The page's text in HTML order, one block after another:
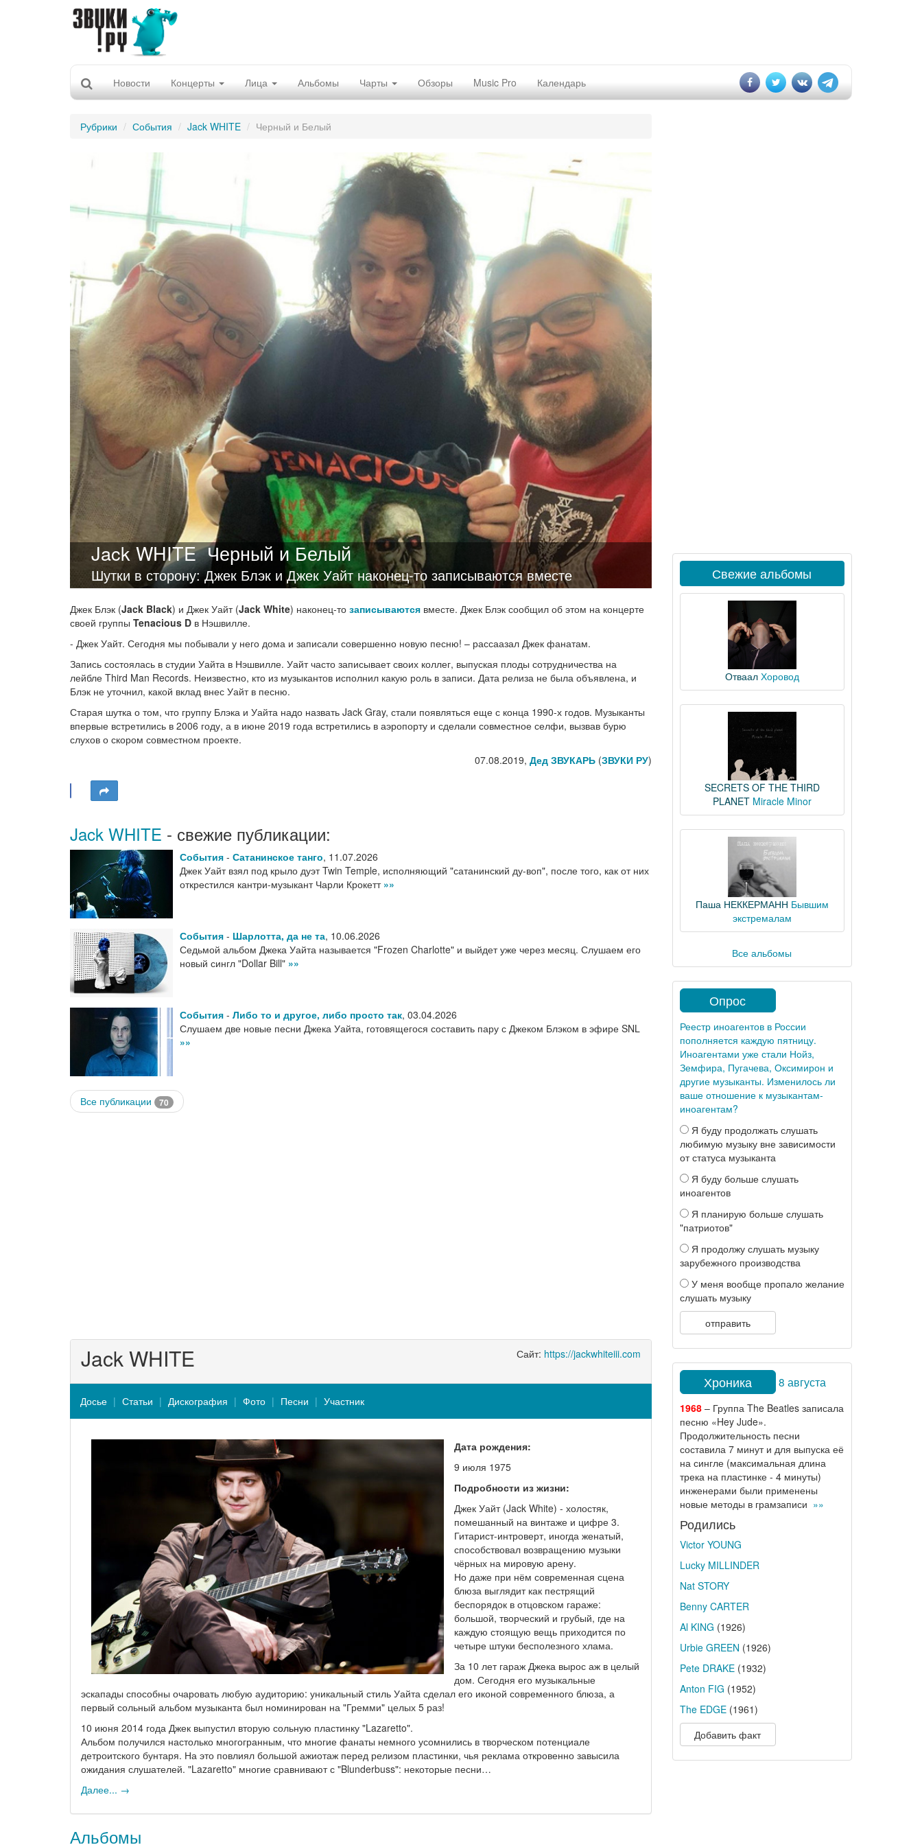
Новости Концерты Лица Альбомы Чарты Обзоры Music Pro Календарь
Рубрики События Jack WHITE Черный и Белый
Jack WHITE Черный и Белый
Шутки в сторону: Джек Блэк и Джек Уайт наконец-то записываются вместе
Джек Блэк (Jack Black) и Джек Уайт (Jack White) наконец-то записываются вместе. Джек Блэк сообщил об этом на концерте
своей группы Tenacious D в Нэшвилле.
- Джек Уайт. Сегодня мы побывали у него дома и записали совершенно новую песню! – рассаазал Джек фанатам.
Запись состоялась в студии Уайта в Нэшвилле. Уайт часто записывает своих коллег, выпуская плоды сотрудничества на
лейбле Third Man Records. Неизвестно, кто из музыкантов исполнил какую роль в записи. Дата релиза не была объявлена, и
Блэк не уточнил, какой вклад внес Уайт в песню.
Старая шутка о том, что группу Блэка и Уайта надо назвать Jack Gray, стали появляться еще с конца 1990-х годов. Музыканты
впервые встретились в 2006 году, а в июне 2019 года встретились в аэропорту и сделали совместное селфи, вызвав бурю
слухов о скором совместном проекте.
07.08.2019, Дед ЗВУКАРЬ(ЗВУКИ РУ)
Jack WHITE - свежие публикации:
События - Сатанинское танго, 11.07.2026
Джек Уайт взял под крыло дуэт Twin Temple, исполняющий "сатанинский ду-воп", после того, как от них
открестился кантри-музыкант Чарли Крокетт »»
События - Шарлотта, да не та, 10.06.2026
Седьмой альбом Джека Уайта называется "Frozen Charlotte" и выйдет уже через месяц. Слушаем его
новый сингл "Dollar Bill" »»
События - Либо то и другое, либо просто так, 03.04.2026
Слушаем две новые песни Джека Уайта, готовящегося составить пару с Джеком Блэком в эфире SNL
»»
Все публикации 70
Сайт: https://jackwhiteiii.com
Jack WHITE
Досье Статьи Дискография Фото Песни Участник
Дата рождения:
9 июля 1975
Подробности из жизни:
Джек Уайт (Jack White) - холостяк,
помешанный на винтаже и цифре 3.
Гитарист-интроверт, иногда женатый,
способствовал возвращению музыки
чёрных на мировую арену.
Но даже при нём современная сцена
блюза выглядит как пестрящий
беспорядок в отцовском гараже:
большой, творческий и грубый, где на
каждую стоящую вещь приходится по
четыре штуки бесполезного хлама.
За 10 лет гараж Джека вырос аж в целый
дом. Сегодня его музыкальные
эскапады способны очаровать любую аудиторию: уникальный стиль Уайта сделал его иконой современного блюза, а
первый сольный альбом музыканта был номинирован на "Гремми" целых 5 раз!
10 июня 2014 года Джек выпустил вторую сольную пластинку "Lazaretto".
Альбом получился настолько многогранным, что многие фанаты немного усомнились в творческом потенциале
детроитского бунтаря. На это повлиял большой ажиотаж перед релизом пластинки, чья реклама откровенно завысила
ожидания слушателей. "Lazaretto" многие сравнивают с "Blunderbuss": некоторые песни…
Далее... →
Альбомы
Свежие альбомы
Отваал Хоровод
SECRETS OF THE THIRD
PLANET Miracle Minor
Паша НЕККЕРМАНН Бывшим
экстремалам
Все альбомы
Опрос
Реестр иноагентов в России
пополняется каждую пятницу.
Иноагентами уже стали Нойз,
Земфира, Пугачева, Оксимирон и
другие музыканты. Изменилось ли
ваше отношение к музыкантам-
иноагентам?
Я буду продолжать слушать
любимую музыку вне зависимости
от статуса музыканта
Я буду больше слушать
иноагентов
Я планирую больше слушать
"патриотов"
Я продолжу слушать музыку
зарубежного производства
У меня вообще пропало желание
слушать музыку
отправить
Хроника 8 августа
1968– Группа The Beatles записала
песню «Hey Jude».
Продолжительность песни
составила 7 минут и для выпуска её
на сингле (максимальная длина
трека на пластинке - 4 минуты)
инженерами были применены
новые методы в грамзаписи »»
Родились
Victor YOUNG
Lucky MILLINDER
Nat STORY
Benny CARTER
Al KING (1926)
Urbie GREEN (1926)
Pete DRAKE(1932)
Anton FIG (1952)
The EDGE(1961)
Добавить факт